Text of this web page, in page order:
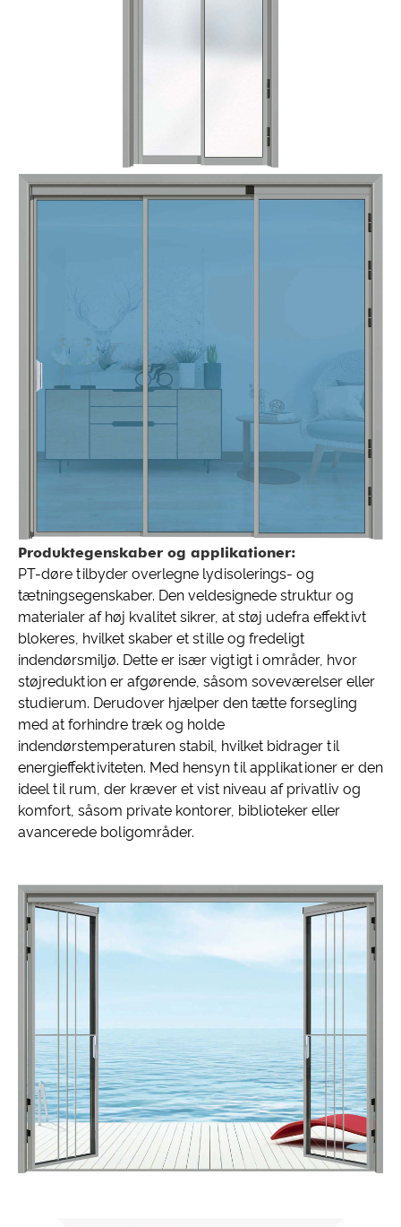
Produktegenskaber og applikationer:
PT-døre tilbyder overlegne lydisolerings- og
tætningsegenskaber. Den veldesignede struktur og
materialer af høj kvalitet sikrer, at støj udefra effektivt
blokeres, hvilket skaber et stille og fredeligt
indendørsmiljø. Dette er især vigtigt i områder, hvor
støjreduktion er afgørende, såsom soveværelser eller
studierum. Derudover hjælper den tætte forsegling
med at forhindre træk og holde
indendørstemperaturen stabil, hvilket bidrager til
energieffektiviteten. Med hensyn til applikationer er den
ideel til rum, der kræver et vist niveau af privatliv og
komfort, såsom private kontorer, biblioteker eller
avancerede boligområder.